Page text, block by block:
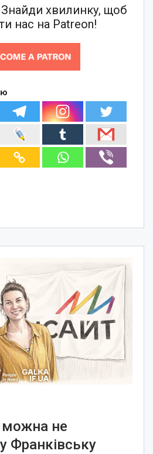
хвилинку, щоб
нас на Patreon!
можна не
Франківську